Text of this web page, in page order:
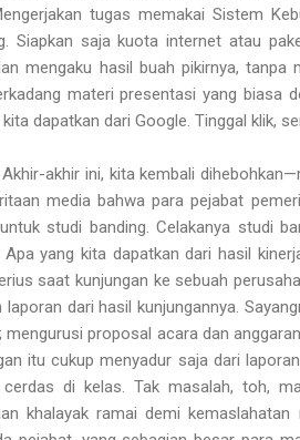
tugas memakai Sistem
Siapkan saja kuota internet atau
mengaku hasil buah pikirnya, tanpa
materi presentasi yang biasa
dapatkan dari Google. Tinggal klik,
Akhir-akhir ini, kita kembali
media bahwa para pejabat
studi banding. Celakanya studi
Apa yang kita dapatkan dari hasil
saat kunjungan ke sebuah
laporan dari hasil kunjungannya.
mengurusi proposal acara dan
itu cukup menyadur saja dari
cerdas di kelas. Tak masalah, toh,
khalayak ramai demi